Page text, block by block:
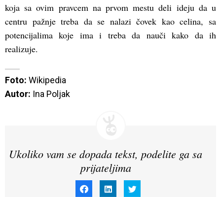
koja sa ovim pravcem na prvom mestu deli ideju da u
centru pažnje treba da se nalazi čovek kao celina, sa
potencijalima koje ima i treba da nauči kako da ih
realizuje.
Foto: Wikipedia
Autor: Ina Poljak
Ukoliko vam se dopada tekst, podelite ga sa
prijateljima